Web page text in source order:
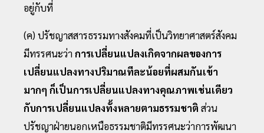
อยู่กับที่
(ค) ปรัชญาสสารธรรมทางสังคมที่เป็นวิทยาศาสตร์สังคม
มีทรรศนะว่า การเปลี่ยนแปลงเกิดจากผลของการ
เปลี่ยนแปลงทางปริมาณทีละน้อยที่ผสมกันเข้า
มากๆ ก็เป็นการเปลี่ยนแปลงทางคุณภาพเช่นเดียว
กับการเปลี่ยนแปลงทั้งหลายตามธรรมชาติ ส่วน
ปรัชญาฝ่ายนอกเหนือธรรมชาติมีทรรศนะว่าการพัฒนา